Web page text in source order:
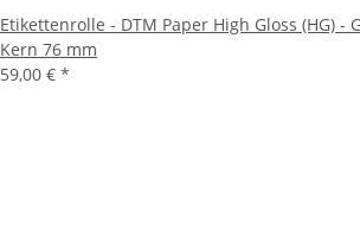
Etikettenrolle - DTM Paper High Gloss (HG) -
Kern 76 mm
59,00 € *